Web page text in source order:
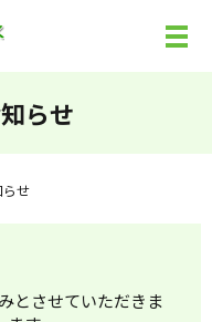
らせ
らせ
とさせていただきま